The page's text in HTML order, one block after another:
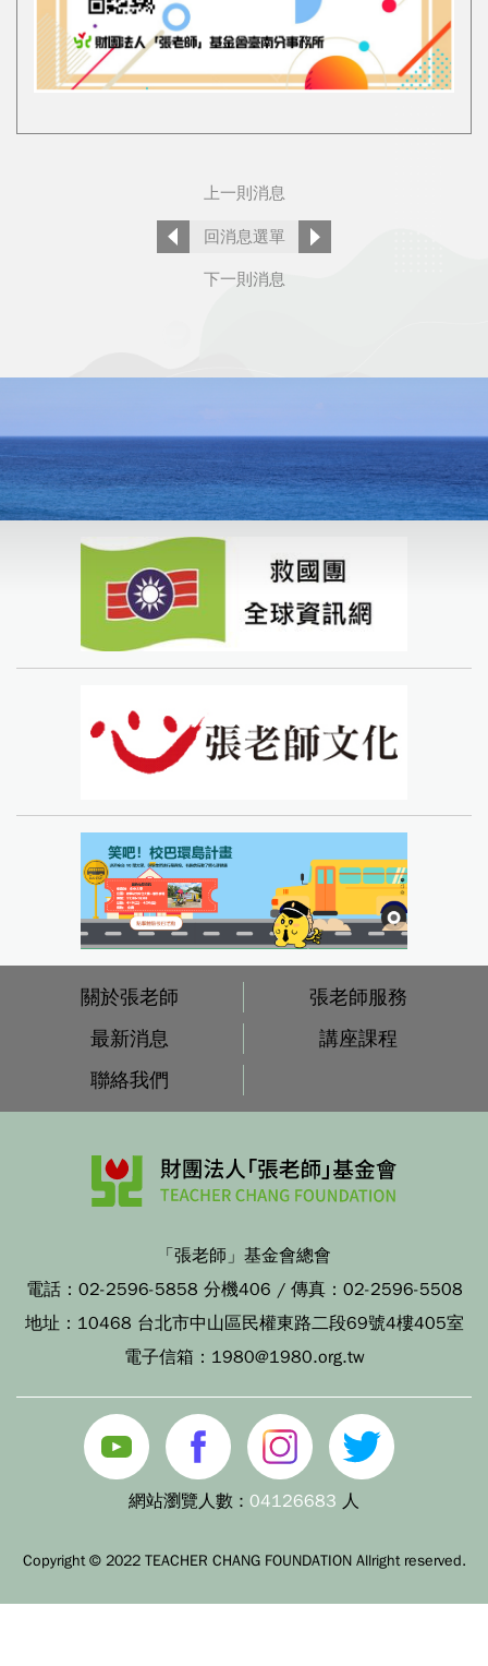
上一則消息
回消息選單
下一則消息
關於張老師
張老師服務
最新消息
講座課程
聯絡我們
「張老師」基金會總會
電話： 02-2596-5858 分機406 / 傳真： 02-2596-5508
地址： 10468 台北市中山區民權東路二段69號4樓405室
電子信箱： 1980@1980.org.tw
網站瀏覽人數 : 04126683 人
Copyright © 2022 TEACHER CHANG FOUNDATION Allright reserved.